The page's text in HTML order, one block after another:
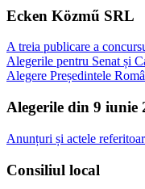
Ecken Közmű SRL
A treia publicare a
Alegerile pentru Senat și
Alegere Președintele
Alegerile din 9 iunie
Anunțuri și actele
Consiliul local